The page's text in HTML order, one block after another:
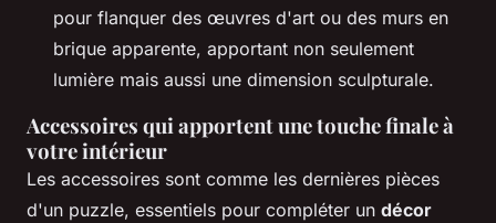
pour flanquer des œuvres d'art ou des murs en
brique apparente, apportant non seulement
lumière mais aussi une dimension sculpturale.
Accessoires qui apportent une touche finale à
votre intérieur
Les accessoires sont comme les dernières pièces
d'un puzzle, essentiels pour compléter un décor